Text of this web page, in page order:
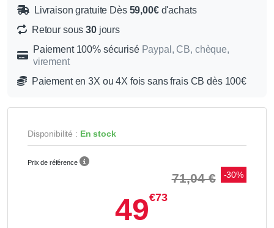
Livraison gratuite Dès 59,00€d'achats
Retour sous30jours
Paiement 100% sécurisé Paypal, CB, chèque,
virement
Paiement en 3X ou 4X fois sans frais CB dès 100€
Disponibilité : En stock
Prix de référence
71,04 € -30%
49€73